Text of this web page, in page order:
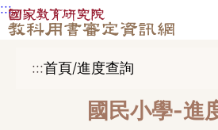
跳到主要內容區塊
:::
:::首頁/進度查詢
國民小學-進